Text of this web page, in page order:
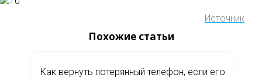
Источник
Похожие статьи
Как вернуть потерянный телефон, если его